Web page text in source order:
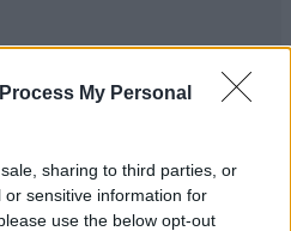
My Personal
sharing to third parties, or
sensitive information for
use the below opt-out